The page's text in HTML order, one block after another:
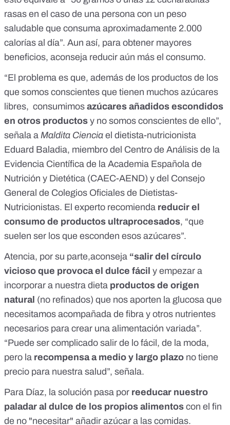
rasas en el caso de una persona con un peso
saludable que consuma aproximadamente 2.000
calorías al día”. Aun así, para obtener mayores
beneficios, aconseja reducir aún más el consumo.
“El problema es que, además de los productos de los
que somos conscientes que tienen muchos azúcares
libres, consumimos azúcares añadidos escondidos
en otros productos y no somos conscientes de ello”,
señala a Maldita Ciencia el dietista-nutricionista
Eduard Baladia, miembro del Centro de Análisis de la
Evidencia Científica de la Academia Española de
Nutrición y Dietética (CAEC-AEND) y del Consejo
General de Colegios Oficiales de Dietistas-
Nutricionistas. El experto recomienda reducir el
consumo de productos ultraprocesados, “que
suelen ser los que esconden esos azúcares”.
Atencia, por su parte,aconseja “salir del círculo
vicioso que provoca el dulce fácil y empezar a
incorporar a nuestra dieta productos de origen
natural (no refinados) que nos aporten la glucosa que
necesitamos acompañada de fibra y otros nutrientes
necesarios para crear una alimentación variada”.
“Puede ser complicado salir de lo fácil, de la moda,
pero la recompensa a medio y largo plazo no tiene
precio para nuestra salud”, señala.
Para Díaz, la solución pasa por reeducar nuestro
paladar al dulce de los propios alimentos con el fin
de no "necesitar" añadir azúcar a las comidas.